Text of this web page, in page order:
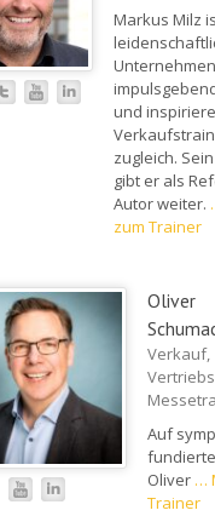
Markus Milz
und
zugleich.
gibt er als
Autor weiter.
zum Trainer
Oliver
Verkauf,
Auf
Oliver …
Trainer